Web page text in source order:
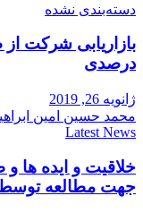
دسته‌بندی نشده
بازاریابی شرکت
درصدی
ژانویه 26, 2019
محمد حسین امین
Latest News
خلاقیت و ایده ها
جهت مطالعه